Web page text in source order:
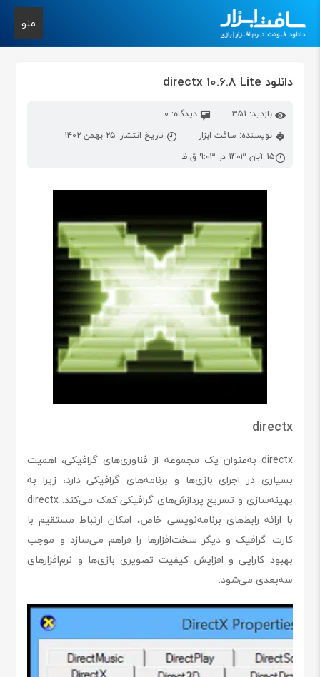
منو
دانلود directx 10.6.8 Lite
بازدید: 351
دیدگاه: 0
نویسنده: سافت ابزار
تاریخ انتشار: ۲۵ بهمن ۱۴۰۲
15 آبان 1403 در 9:03 ق.ظ
directx
directx به‌عنوان یک مجموعه از فناوری‌های گرافیکی، اهمیت
بسیاری در اجرای بازی‌ها و برنامه‌های گرافیکی دارد، زیرا به
بهینه‌سازی و تسریع پردازش‌های گرافیکی کمک می‌کند. directx
با ارائه رابط‌های برنامه‌نویسی خاص، امکان ارتباط مستقیم با
کارت گرافیک و دیگر سخت‌افزارها را فراهم می‌سازد و موجب
بهبود کارایی و افزایش کیفیت تصویری بازی‌ها و نرم‌افزارهای
سه‌بعدی می‌شود.